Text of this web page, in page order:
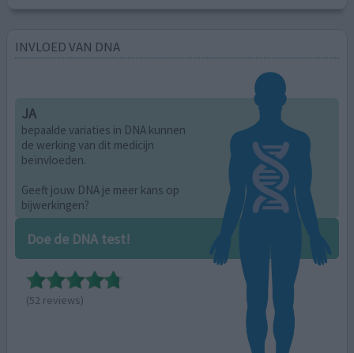
INVLOED VAN DNA
JA
bepaalde variaties in DNA kunnen
de werking van dit medicijn
beïnvloeden.
Geeft jouw DNA je meer kans op
bijwerkingen?
Doe de DNA test!
(52 reviews)